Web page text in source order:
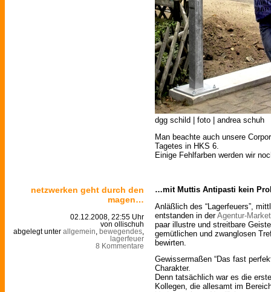
dgg schild | foto | andrea schuh
Man beachte auch unsere
Tagetes in HKS 6.
Einige Fehlfarben werden wir
netzwerken geht durch den
magen…
02.12.2008, 22:55 Uhr
von ollischuh
abgelegt unter allgemein bewegendes
lagerfeuer
8 Kommentare
…mit Muttis Antipasti kein
Anläßlich des “Lagerfeuers”,
entstanden in derAgentur-
paar illustre und streitbare
gemütlichen und zwanglosen
bewirten.
Gewissermaßen “Das fast
Charakter.
Denn tatsächlich war es die
Kollegen, die allesamt im